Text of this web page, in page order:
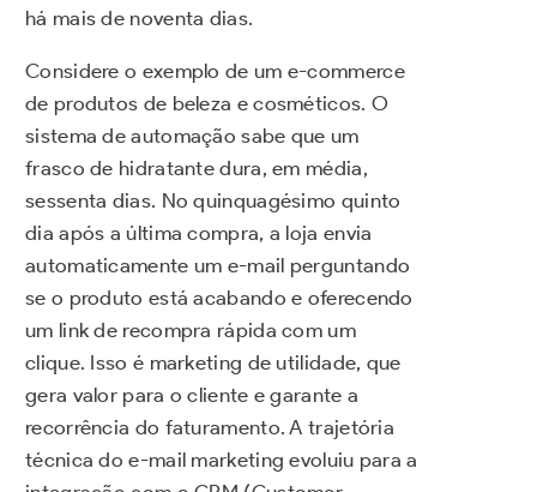
há mais de noventa dias.
Considere o exemplo de um e-commerce
de produtos de beleza e cosméticos. O
sistema de automação sabe que um
frasco de hidratante dura, em média,
sessenta dias. No quinquagésimo quinto
dia após a última compra, a loja envia
automaticamente um e-mail perguntando
se o produto está acabando e oferecendo
um link de recompra rápida com um
clique. Isso é marketing de utilidade, que
gera valor para o cliente e garante a
recorrência do faturamento. A trajetória
técnica do e-mail marketing evoluiu para a